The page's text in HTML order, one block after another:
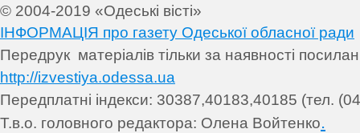
© 2004-2019 «Одеські вісті»
ІНФОРМАЦІЯ про газету Одеської обласної ради
Передрук матеріалів тільки за наявності
http://izvestiya.odessa.ua
Передплатні індекси: 30387,40183,40185 (тел.
Т.в.о. головного редактора: Олена Войтенко.